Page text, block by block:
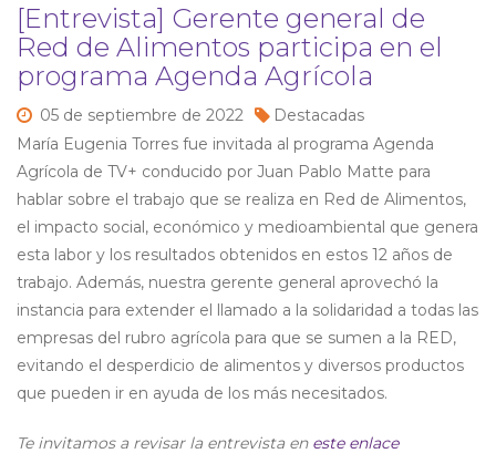
[Entrevista] Gerente general de
Red de Alimentos participa en el
programa Agenda Agrícola
05 de septiembre de 2022
Destacadas
María Eugenia Torres fue invitada al programa Agenda
Agrícola de TV+ conducido por Juan Pablo Matte para
hablar sobre el trabajo que se realiza en Red de Alimentos,
el impacto social, económico y medioambiental que genera
esta labor y los resultados obtenidos en estos 12 años de
trabajo. Además, nuestra gerente general aprovechó la
instancia para extender el llamado a la solidaridad a todas las
empresas del rubro agrícola para que se sumen a la RED,
evitando el desperdicio de alimentos y diversos productos
que pueden ir en ayuda de los más necesitados.
Te invitamos a revisar la entrevista en este enlace